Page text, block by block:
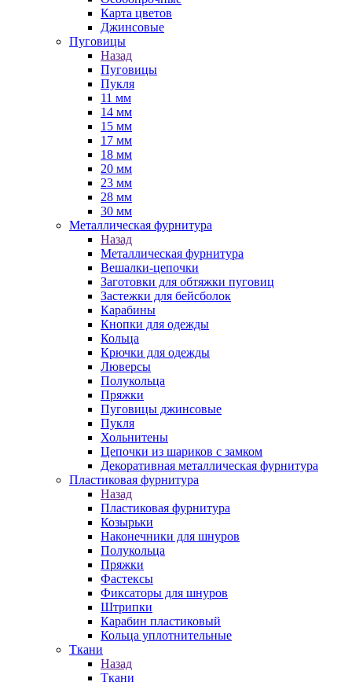
Карта цветов
Джинсовые
Пуговицы
Назад
Пуговицы
Пукля
11 мм
14 мм
15 мм
17 мм
18 мм
20 мм
23 мм
28 мм
30 мм
Металлическая фурнитура
Назад
Металлическая фурнитура
Вешалки-цепочки
Заготовки для обтяжки пуговиц
Застежки для бейсболок
Карабины
Кнопки для одежды
Кольца
Крючки для одежды
Люверсы
Полукольца
Пряжки
Пуговицы джинсовые
Пукля
Хольнитены
Цепочки из шариков с замком
Декоративная металлическая фурнитура
Пластиковая фурнитура
Назад
Пластиковая фурнитура
Козырьки
Наконечники для шнуров
Полукольца
Пряжки
Фастексы
Фиксаторы для шнуров
Штрипки
Карабин пластиковый
Кольца уплотнительные
Ткани
Назад
Ткани